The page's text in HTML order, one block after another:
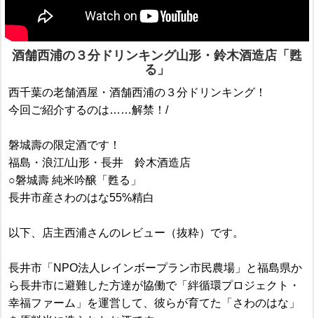
酒舗西浦の３分ドリンキング山形・鈴木酒造店「甦
る」
西千葉の老舗酒屋・酒舗西浦の３分ドリンキング！
今回ご紹介するのは……解禁！/
磐城壽の限定酒です！
福島・浪江/山形・長井 鈴木酒造店
○磐城壽 純米吟醸「甦る」
長井市産さわのはな55%精白
以下、店主西浦さんのレビュー（抜粋）です。
長井市「NPO法人レインボープラン市民農場」と福島県か
ら長井市に避難した方達が協働で「絆循環プロジェクト・
幸福ファーム」を運営して、彼らが育てた「さわのはな」